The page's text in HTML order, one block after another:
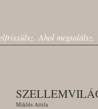
Ahol megtalálsz.
Miklós Attila